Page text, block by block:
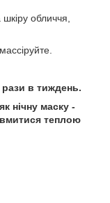
шкіру обличчя,
в тиждень.
нічну маску -
теплою